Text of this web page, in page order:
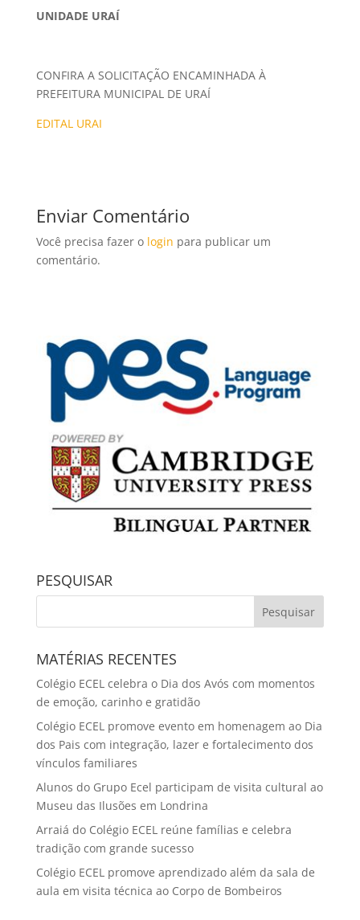
UNIDADE URAÍ
CONFIRA A SOLICITAÇÃO ENCAMINHADA À
PREFEITURA MUNICIPAL DE URAÍ
EDITAL URAI
Enviar Comentário
Você precisa fazer o login para publicar um
comentário.
PESQUISAR
MATÉRIAS RECENTES
Colégio ECEL celebra o Dia dos Avós com momentos
de emoção, carinho e gratidão
Colégio ECEL promove evento em homenagem ao Dia
dos Pais com integração, lazer e fortalecimento dos
vínculos familiares
Alunos do Grupo Ecel participam de visita cultural ao
Museu das Ilusões em Londrina
Arraiá do Colégio ECEL reúne famílias e celebra
tradição com grande sucesso
Colégio ECEL promove aprendizado além da sala de
aula em visita técnica ao Corpo de Bombeiros